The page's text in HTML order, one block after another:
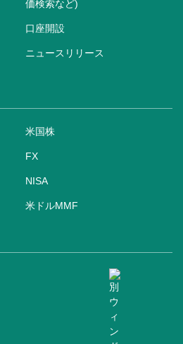
価検索など)
口座開設
ニュースリリース
米国株
FX
NISA
米ドルMMF